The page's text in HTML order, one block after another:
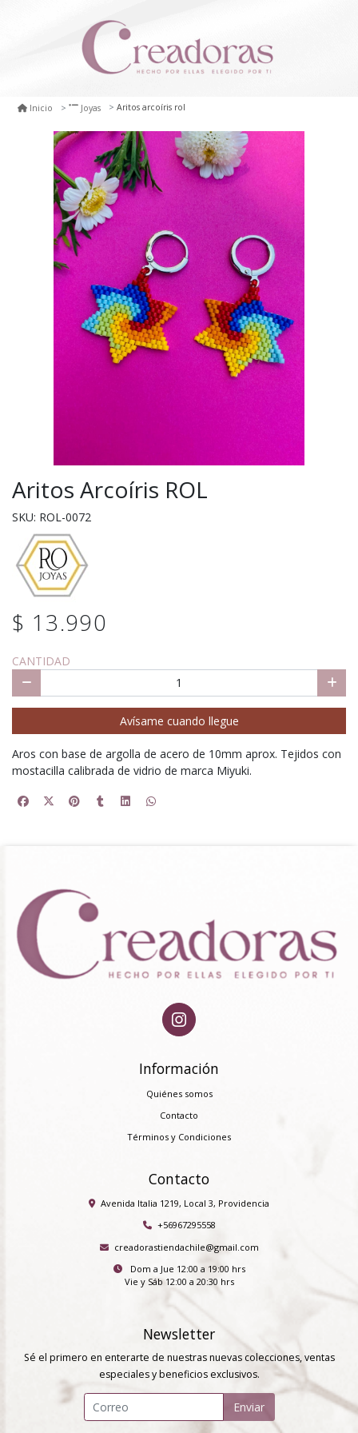
Inicio Joyas Aritos arcoíris rol
Aritos Arcoíris ROL
SKU: ROL-0072
$ 13.990
CANTIDAD
Avísame cuando llegue
Aros con base de argolla de acero de 10mm aprox. Tejidos con
mostacilla calibrada de vidrio de marca Miyuki.
Información
Quiénes somos
Contacto
Términos y Condiciones
Contacto
Avenida Italia 1219, Local 3, Providencia
+56967295558
creadorastiendachile@gmail.com
Dom a Jue 12:00 a 19:00 hrs
Vie y Sáb 12:00 a 20:30 hrs
Newsletter
Sé el primero en enterarte de nuestras nuevas colecciones, ventas
especiales y beneficios exclusivos.
Enviar